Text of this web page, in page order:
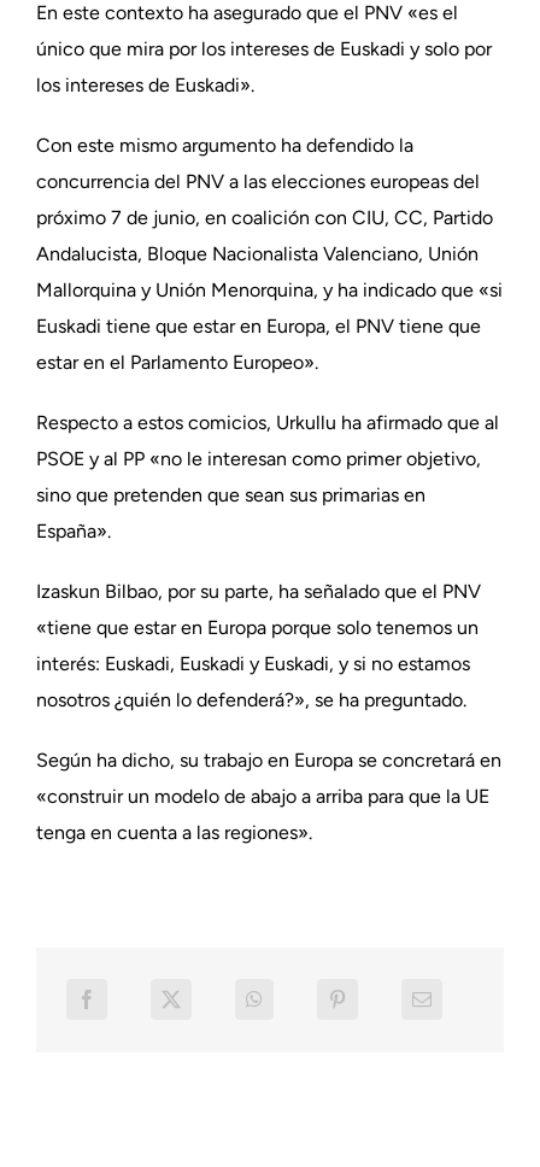
En este contexto ha asegurado que el PNV «es el
único que mira por los intereses de Euskadi y solo por
los intereses de Euskadi».
Con este mismo argumento ha defendido la
concurrencia del PNV a las elecciones europeas del
próximo 7 de junio, en coalición con CIU, CC, Partido
Andalucista, Bloque Nacionalista Valenciano, Unión
Mallorquina y Unión Menorquina, y ha indicado que «si
Euskadi tiene que estar en Europa, el PNV tiene que
estar en el Parlamento Europeo».
Respecto a estos comicios, Urkullu ha afirmado que al
PSOE y al PP «no le interesan como primer objetivo,
sino que pretenden que sean sus primarias en
España».
Izaskun Bilbao, por su parte, ha señalado que el PNV
«tiene que estar en Europa porque solo tenemos un
interés: Euskadi, Euskadi y Euskadi, y si no estamos
nosotros ¿quién lo defenderá?», se ha preguntado.
Según ha dicho, su trabajo en Europa se concretará en
«construir un modelo de abajo a arriba para que la UE
tenga en cuenta a las regiones».